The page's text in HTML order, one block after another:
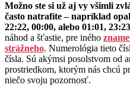
Možno ste si už aj vy všimli
často natrafíte – napríklad
22:22, 00:00, alebo 01:01,
náhod a šťastie, pre iného
strážneho. Numerológia tieto
čísla. Sú akýmsi posolstvom od
prostriedkom, ktorým nás chcú
niečo svoju pozornosť.